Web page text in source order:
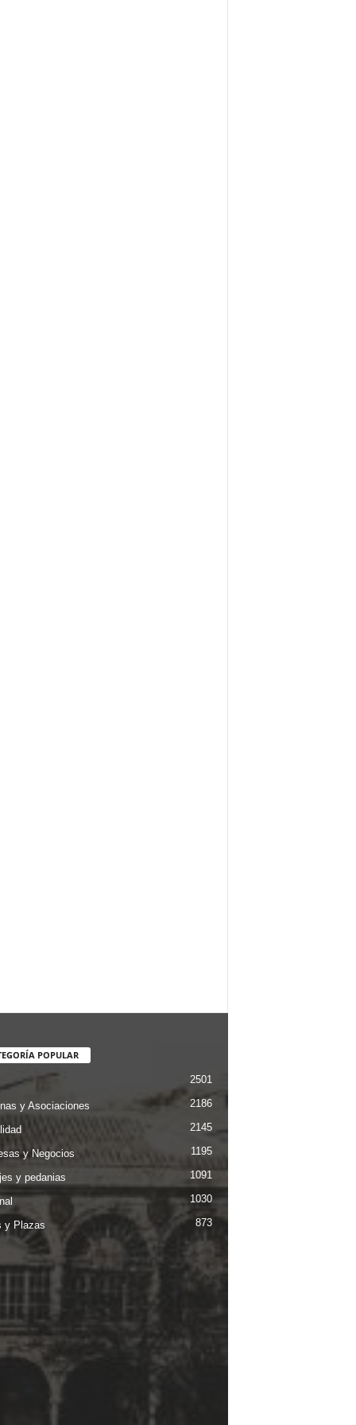
POPULAR
2501
y Asociaciones 2186
2145
y Negocios 1195
y pedanias 1091
1030
y Plazas 873